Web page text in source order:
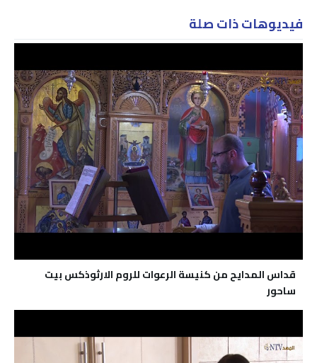
فيديوهات ذات صلة
قداس المدايح من كنيسة الرعوات للروم الارثوذكس بيت
ساحور